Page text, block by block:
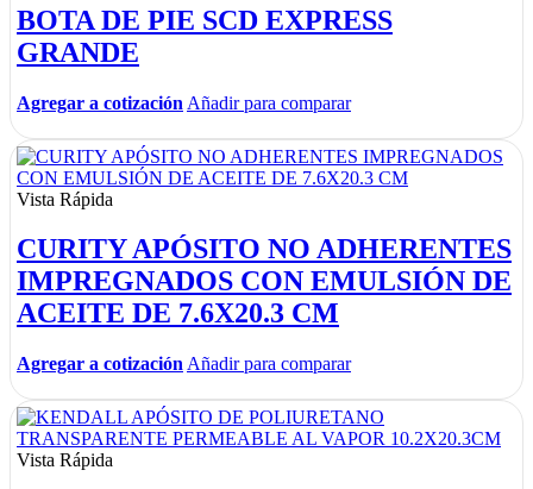
BOTA DE PIE SCD EXPRESS
GRANDE
Agregar a cotización Añadir para comparar
Vista Rápida
CURITY APÓSITO NO ADHERENTES
IMPREGNADOS CON EMULSIÓN DE
ACEITE DE 7.6X20.3 CM
Agregar a cotización Añadir para comparar
Vista Rápida